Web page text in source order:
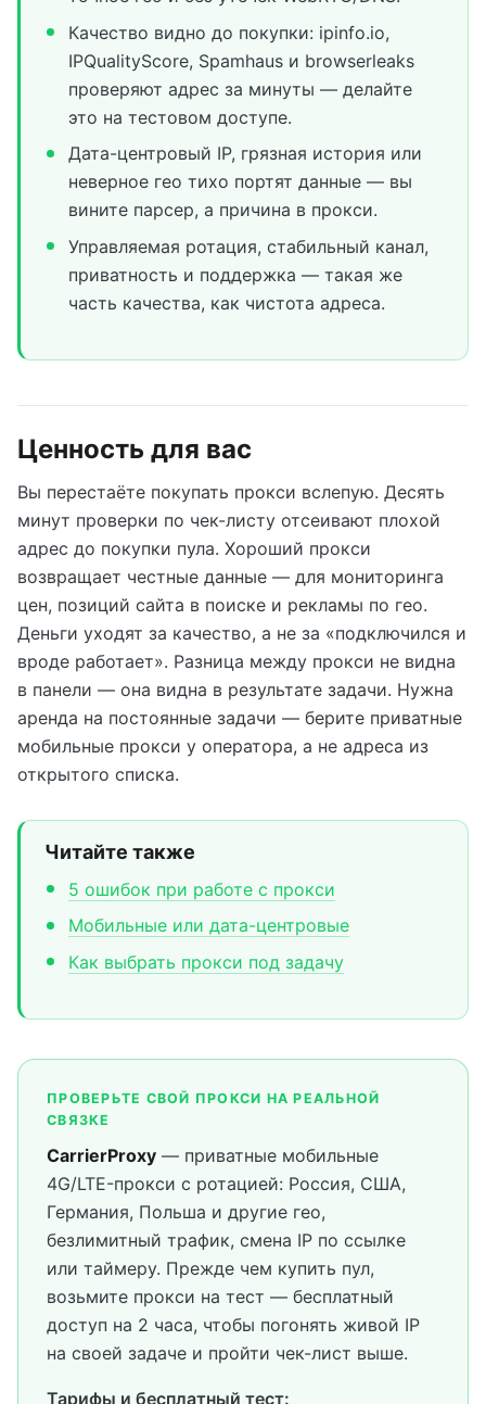
Качество видно до покупки: ipinfo.io,
IPQualityScore, Spamhaus и browserleaks
проверяют адрес за минуты — делайте
это на тестовом доступе.
Дата-центровый IP, грязная история или
неверное гео тихо портят данные — вы
вините парсер, а причина в прокси.
Управляемая ротация, стабильный канал,
приватность и поддержка — такая же
часть качества, как чистота адреса.
Ценность для вас
Вы перестаёте покупать прокси вслепую. Десять
минут проверки по чек-листу отсеивают плохой
адрес до покупки пула. Хороший прокси
возвращает честные данные — для мониторинга
цен, позиций сайта в поиске и рекламы по гео.
Деньги уходят за качество, а не за «подключился и
вроде работает». Разница между прокси не видна
в панели — она видна в результате задачи. Нужна
аренда на постоянные задачи — берите приватные
мобильные прокси у оператора, а не адреса из
открытого списка.
Читайте также
5 ошибок при работе с прокси
Мобильные или дата-центровые
Как выбрать прокси под задачу
ПРОВЕРЬТЕ СВОЙ ПРОКСИ НА РЕАЛЬНОЙ
СВЯЗКЕ
CarrierProxy — приватные мобильные
4G/LTE-прокси с ротацией: Россия, США,
Германия, Польша и другие гео,
безлимитный трафик, смена IP по ссылке
или таймеру. Прежде чем купить пул,
возьмите прокси на тест — бесплатный
доступ на 2 часа, чтобы погонять живой IP
на своей задаче и пройти чек-лист выше.
Тарифы и бесплатный тест: